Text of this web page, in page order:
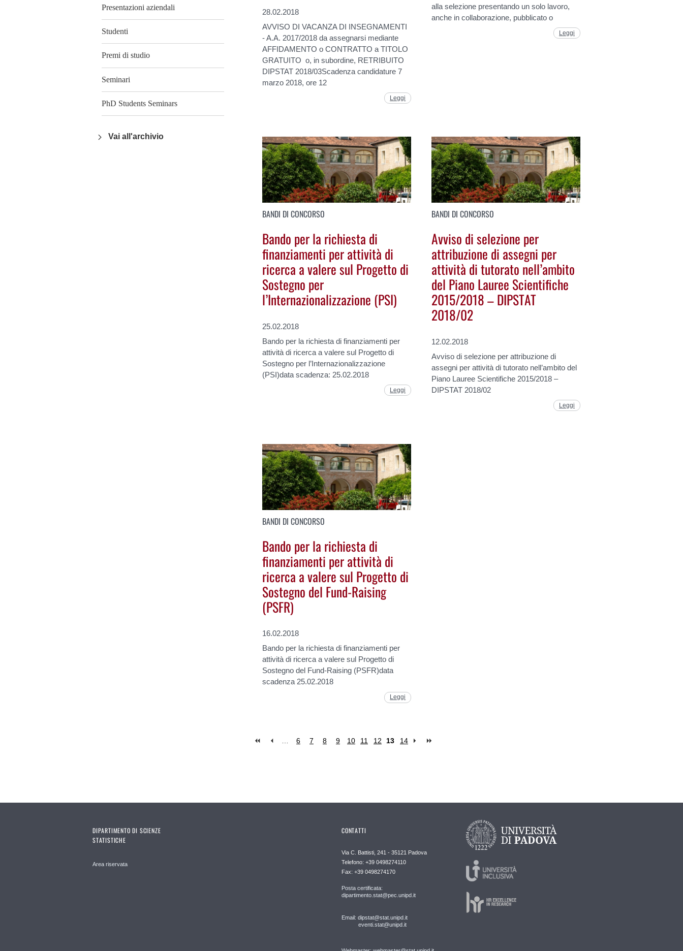
Presentazioni aziendali
Studenti
Premi di studio
Seminari
PhD Students Seminars
Vai all'archivio
28.02.2018
AVVISO DI VACANZA DI INSEGNAMENTI
- A.A. 2017/2018 da assegnarsi mediante
AFFIDAMENTO o CONTRATTO a TITOLO
GRATUITO o, in subordine, RETRIBUITO
DIPSTAT 2018/03Scadenza candidature 7
marzo 2018, ore 12
Leggi
alla selezione presentando un solo lavoro,
anche in collaborazione, pubblicato o
Leggi
BANDI DI CONCORSO
Bando per la richiesta di
finanziamenti per attività di
ricerca a valere sul Progetto di
Sostegno per
l’Internazionalizzazione (PSI)
25.02.2018
Bando per la richiesta di finanziamenti per
attività di ricerca a valere sul Progetto di
Sostegno per l’Internazionalizzazione
(PSI)data scadenza: 25.02.2018
Leggi
BANDI DI CONCORSO
Avviso di selezione per
attribuzione di assegni per
attività di tutorato nell’ambito
del Piano Lauree Scientifiche
2015/2018 – DIPSTAT
2018/02
12.02.2018
Avviso di selezione per attribuzione di
assegni per attività di tutorato nell’ambito del
Piano Lauree Scientifiche 2015/2018 –
DIPSTAT 2018/02
Leggi
BANDI DI CONCORSO
Bando per la richiesta di
finanziamenti per attività di
ricerca a valere sul Progetto di
Sostegno del Fund-Raising
(PSFR)
16.02.2018
Bando per la richiesta di finanziamenti per
attività di ricerca a valere sul Progetto di
Sostegno del Fund-Raising (PSFR)data
scadenza 25.02.2018
Leggi
6 7 8 9 10 11 12 13 14
DIPARTIMENTO DI SCIENZE
STATISTICHE
Area riservata
CONTATTI
Via C. Battisti, 241 - 35121 Padova
Telefono: +39 0498274110
Fax: +39 0498274170
Posta certificata:
dipartimento.stat@pec.unipd.it
Email: dipstat@stat.unipd.it
eventi.stat@unipd.it